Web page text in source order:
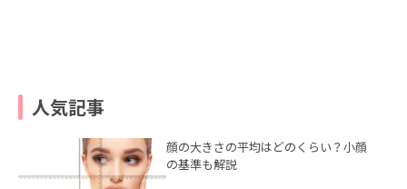
人気記事
顔の大きさの平均はどのくらい？小顔
の基準も解説